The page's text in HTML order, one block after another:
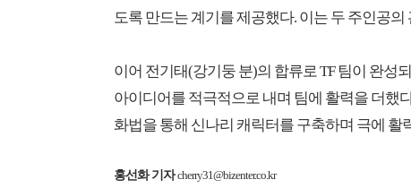
도록 만드는 계기를 제공했다. 이는 두 주인공
이어 전기태(강기둥 분)의 합류로 TF 팀이 완성
아이디어를 적극적으로 내며 팀에 활력을 더했
화법을 통해 신나리 캐릭터를 구축하며 극에 활
홍선화 기자 cherry31@bizenter.co.kr